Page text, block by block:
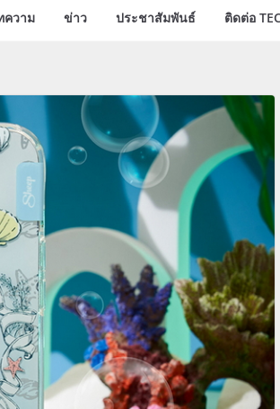
ความ ข่าว ประชาสัมพันธ์ ติดต่อ